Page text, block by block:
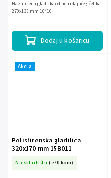
Dodaj u košaricu
Nazubljena gladilka od nehrđajućeg čelika
270x130 mm 10*10
Akcija
Polistirenska gladilica
320x170 mm 15B011
Na skladištu (>20 kom)